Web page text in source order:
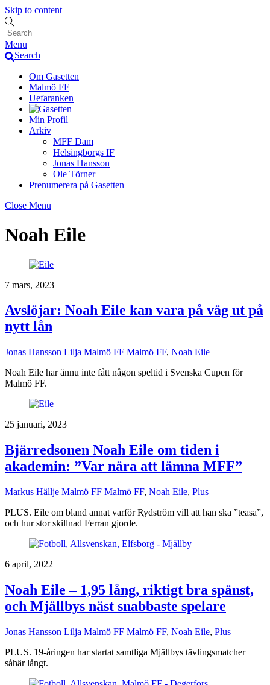
Skip to content
Menu
Search
Om Gasetten
Malmö FF
Uefaranken
Min Profil
Arkiv
MFF Dam
Helsingborgs IF
Jonas Hansson
Ole Törner
Prenumerera på Gasetten
Close Menu
Noah Eile
7 mars, 2023
Avslöjar: Noah Eile kan vara på väg ut på
nytt lån
Jonas Hansson Lilja Malmö FF Malmö FF, Noah Eile
Noah Eile har ännu inte fått någon speltid i Svenska Cupen för
Malmö FF.
25 januari, 2023
Bjärredsonen Noah Eile om tiden i
akademin: ”Var nära att lämna MFF”
Markus Hällje Malmö FF Malmö FF, Noah Eile, Plus
PLUS. Eile om bland annat varför Rydström vill att han ska ”teasa”,
och hur stor skillnad Ferran gjorde.
6 april, 2022
Noah Eile – 1,95 lång, riktigt bra spänst,
och Mjällbys näst snabbaste spelare
Jonas Hansson Lilja Malmö FF Malmö FF, Noah Eile, Plus
PLUS. 19-åringen har startat samtliga Mjällbys tävlingsmatcher
såhär långt.